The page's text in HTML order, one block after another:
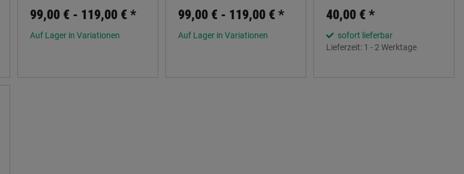
99,00 € - 119,00 €*
Auf Lager in Variationen
99,00 € - 119,00 €*
Auf Lager in Variationen
40,00 €*
sofort lieferbar
Lieferzeit: 1 - 2 Werktage